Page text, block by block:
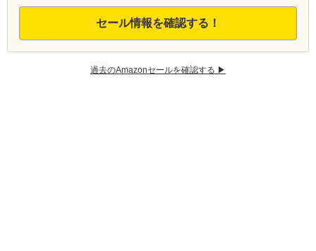
セール情報を確認する！
過去のAmazonセールを確認する ▶︎